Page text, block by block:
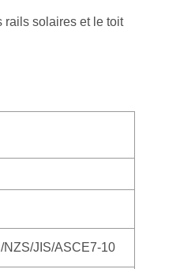
rails solaires et le toit
JIS/ASCE7-10